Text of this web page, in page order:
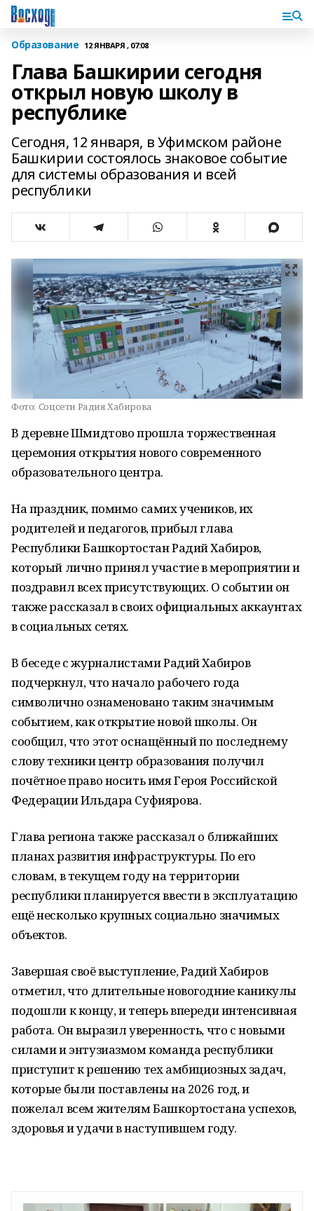
Образование 12 ЯНВАРЯ , 07:08
Глава Башкирии сегодня
открыл новую школу в
республике
Сегодня, 12 января, в Уфимском районе
Башкирии состоялось знаковое событие
для системы образования и всей
республики
Фото: Соцсети Радия Хабирова
В деревне Шмидтово прошла торжественная
церемония открытия нового современного
образовательного центра.
На праздник, помимо самих учеников, их
родителей и педагогов, прибыл глава
Республики Башкортостан Радий Хабиров,
который лично принял участие в мероприятии и
поздравил всех присутствующих. О событии он
также рассказал в своих официальных аккаунтах
в социальных сетях.
В беседе с журналистами Радий Хабиров
подчеркнул, что начало рабочего года
символично ознаменовано таким значимым
событием, как открытие новой школы. Он
сообщил, что этот оснащённый по последнему
слову техники центр образования получил
почётное право носить имя Героя Российской
Федерации Ильдара Суфиярова.
Глава региона также рассказал о ближайших
планах развития инфраструктуры. По его
словам, в текущем году на территории
республики планируется ввести в эксплуатацию
ещё несколько крупных социально значимых
объектов.
Завершая своё выступление, Радий Хабиров
отметил, что длительные новогодние каникулы
подошли к концу, и теперь впереди интенсивная
работа. Он выразил уверенность, что с новыми
силами и энтузиазмом команда республики
приступит к решению тех амбициозных задач,
которые были поставлены на 2026 год, и
пожелал всем жителям Башкортостана успехов,
здоровья и удачи в наступившем году.